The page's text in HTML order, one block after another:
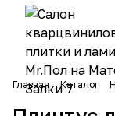
Главная Каталог
Плинт
ус
Плинт
ус UHD